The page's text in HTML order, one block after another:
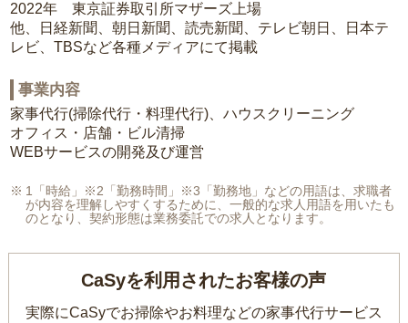
2022年 東京証券取引所マザーズ上場
他、日経新聞、朝日新聞、読売新聞、テレビ朝日、日本テ
レビ、TBSなど各種メディアにて掲載
事業内容
家事代行(掃除代行・料理代行)、ハウスクリーニング
オフィス・店舗・ビル清掃
WEBサービスの開発及び運営
1「時給」※2「勤務時間」※3「勤務地」などの用語は、求職者
が内容を理解しやすくするために、一般的な求人用語を用いたも
のとなり、契約形態は業務委託での求人となります。
CaSyを利用されたお客様の声
実際にCaSyでお掃除やお料理などの家事代行サービス